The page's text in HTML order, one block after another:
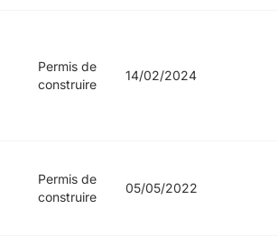
Permis de
construire
14/02/2024
Permis de
construire
05/05/2022